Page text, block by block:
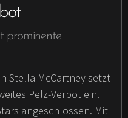
prominente
Stella McCartney setzt
Pelz-Verbot ein.
angeschlossen. Mit